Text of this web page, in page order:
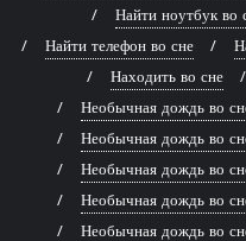
Найти ноутбук во
Найти телефон во сне
Находить во сне
Необычная дождь во
Необычная дождь во
Необычная дождь во
Необычная дождь во
Необычная дождь во